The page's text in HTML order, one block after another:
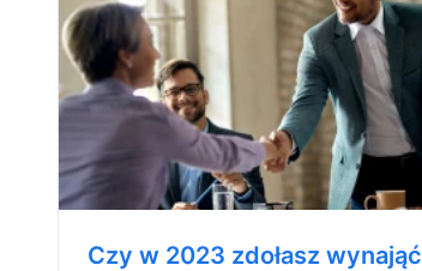
Czy w 2023 zdołasz wynająć